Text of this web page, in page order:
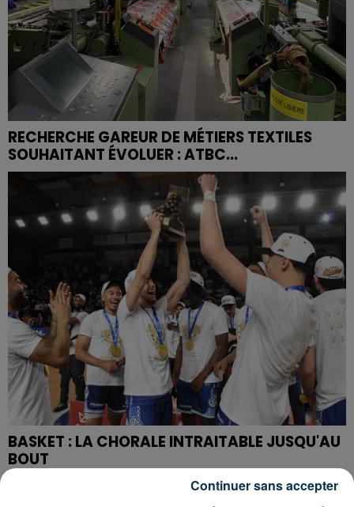
RECHERCHE GAREUR DE MÉTIERS TEXTILES
SOUHAITANT ÉVOLUER : ATBC...
BASKET : LA CHORALE INTRAITABLE JUSQU'AU
BOUT
Continuer sans accepter